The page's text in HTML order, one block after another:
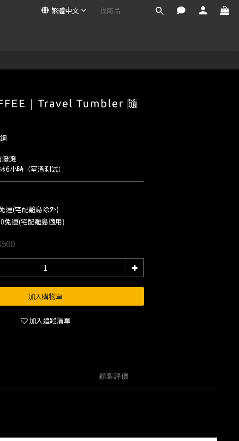
繁體中文
｜Travel Tumbler 隨
潑濺
6小時（室溫測試）
運(宅配離島除外)
免運(宅配離島適用)
加入購物車
加入追蹤清單
顧客評價